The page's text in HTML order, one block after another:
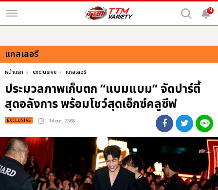
N
แกลเลอรี
หน้าแรก exclusive แกลเลอรี
ประมวลภาพเก็บตก “แบมแบม” จัดปาร์ตี้
สุดอลังการ พร้อมโชว์สุดเอ็กซ์คลูซีฟ
EXCLUSIVE : 14 ต.ค. 2568